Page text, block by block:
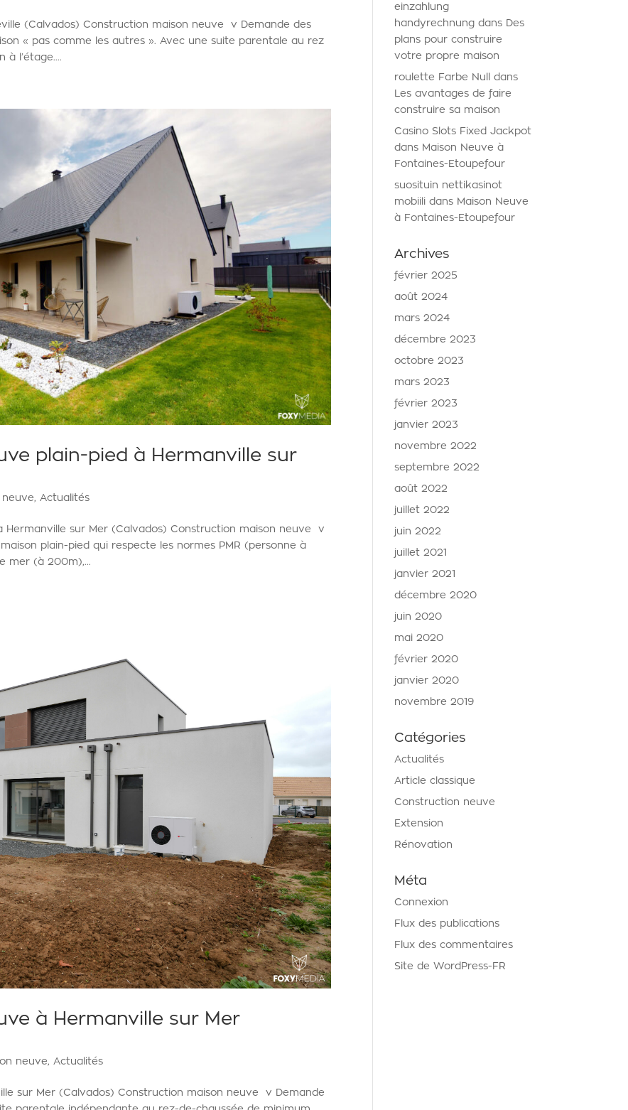
(Calvados) Construction maison neuve v Demande des
« pas comme les autres ». Avec une suite parentale au rez
l’étage....
plain-pied à Hermanville sur
neuve,Actualités
Hermanville sur Mer (Calvados) Construction maison neuve v
plain-pied qui respecte les normes PMR (personne à
mer (à 200m),...
à Hermanville sur Mer
neuve,Actualités
sur Mer (Calvados) Construction maison neuve v Demande
einzahlung
handyrechnung dans Des
plans pour construire
votre propre maison
roulette Farbe Null
dans
Les avantages de faire
construire sa maison
Casino Slots Fixed Jackpot
dans Maison Neuve à
Fontaines-Etoupefour
suosituin nettikasinot
mobiili dans Maison Neuve
à Fontaines-Etoupefour
Archives
février 2025
août 2024
mars 2024
décembre 2023
octobre 2023
mars 2023
février 2023
janvier 2023
novembre 2022
septembre 2022
août 2022
juillet 2022
juin 2022
juillet 2021
janvier 2021
décembre 2020
juin 2020
mai 2020
février 2020
janvier 2020
novembre 2019
Catégories
Actualités
Article classique
Construction neuve
Extension
Rénovation
Méta
Connexion
Flux des publications
Flux des commentaires
Site de WordPress-FR